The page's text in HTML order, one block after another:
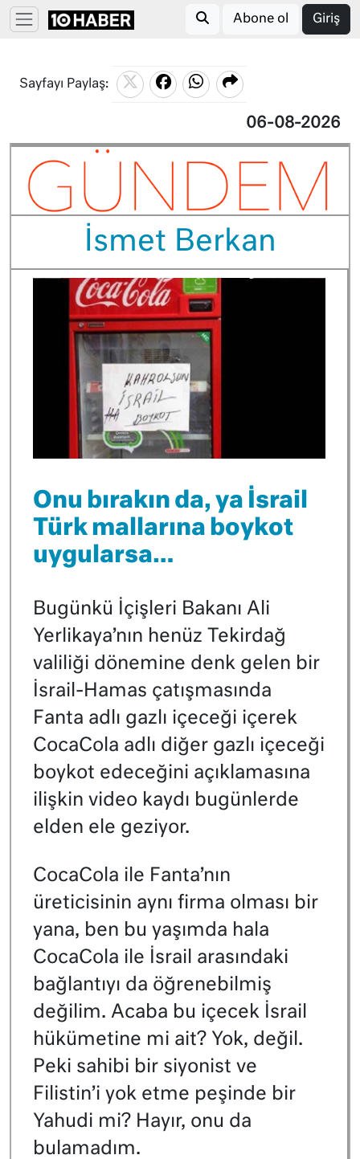
Abone ol Giriş
Sayfayı Paylaş:
06-08-2026
İsmet Berkan
Onu bırakın da, ya İsrail
Türk mallarına boykot
uygularsa…
Bugünkü İçişleri Bakanı Ali
Yerlikaya’nın henüz Tekirdağ
valiliği dönemine denk gelen bir
İsrail-Hamas çatışmasında
Fanta adlı gazlı içeceği içerek
CocaCola adlı diğer gazlı içeceği
boykot edeceğini açıklamasına
ilişkin video kaydı bugünlerde
elden ele geziyor.
CocaCola ile Fanta’nın
üreticisinin aynı firma olması bir
yana, ben bu yaşımda hala
CocaCola ile İsrail arasındaki
bağlantıyı da öğrenebilmiş
değilim. Acaba bu içecek İsrail
hükümetine mi ait? Yok, değil.
Peki sahibi bir siyonist ve
Filistin’i yok etme peşinde bir
Yahudi mi? Hayır, onu da
bulamadım.